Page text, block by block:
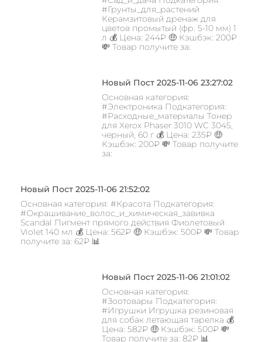
#Грунты_для_растений
Керамзитовый дренаж для
цветов промытый (фр. 5-10 мм) 1
л 💰 Цена: 244₽ 🤑 Кэшбэк: 200₽
💸 Товар получите за:
Новый Пост 2025-11-06 23:27:02
Основная категория:
#Электроника Подкатегория:
#Расходные_материалы Тонер
для Xerox Phaser 3010 WC 3045,
черный, 60 г 💰 Цена: 235₽ 🤑
Кэшбэк: 200₽ 💸 Товар получите
за:
Новый Пост 2025-11-06 21:52:02
Основная категория: #Красота Подкатегория:
#Окрашивание_волос_и_химическая_завивка
Scandal Пигмент прямого действия Фиолетовый
Violet 140 мл 💰 Цена: 562₽ 🤑 Кэшбэк: 500₽ 💸 Товар
получите за: 62₽ 📊
Новый Пост 2025-11-06 21:01:02
Основная категория:
#Зоотовары Подкатегория:
#Игрушки Игрушка резиновая
для собак летающая тарелка 💰
Цена: 582₽ 🤑 Кэшбэк: 500₽ 💸
Товар получите за: 82₽ 📊